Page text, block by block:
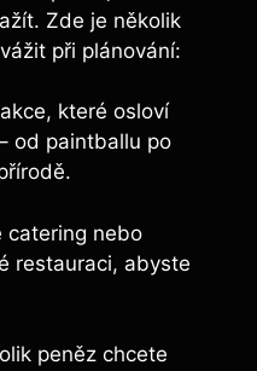
Zde je několik
při plánování:
které osloví
od paintballu​ po
catering nebo
restauraci, ⁢abyste
⁣peněz chcete